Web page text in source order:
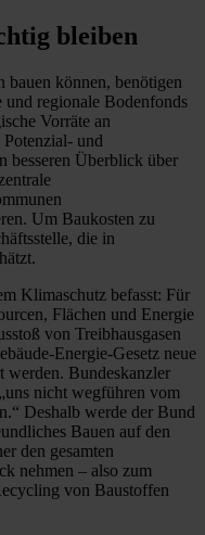
bleiben
können, benötigen
und regionale Bodenfonds
Vorräte an
und
besseren Überblick über
Um Baukosten zu
die in
Klimaschutz befasst: Für
Flächen und Energie
von Treibhausgasen
Energie-Gesetz neue
werden. Bundeskanzler
nicht wegführen vom
Deshalb werde der Bund
Bauen auf den
den gesamten
nehmen – also zum
von Baustoffen